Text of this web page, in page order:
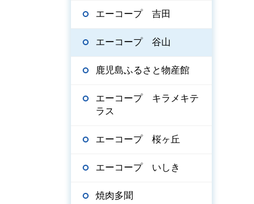
エーコープ 吉田
エーコープ 谷山
鹿児島ふるさと物産館
エーコープ キラメキテ
ラス
エーコープ 桜ヶ丘
エーコープ いしき
焼肉多聞